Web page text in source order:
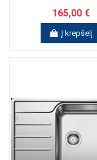
165,00 €
Į krepšelį